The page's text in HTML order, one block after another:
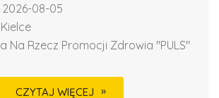
2026-08-05
Kielce
Na Rzecz Promocji Zdrowia "PULS"
CZYTAJ WIĘCEJ